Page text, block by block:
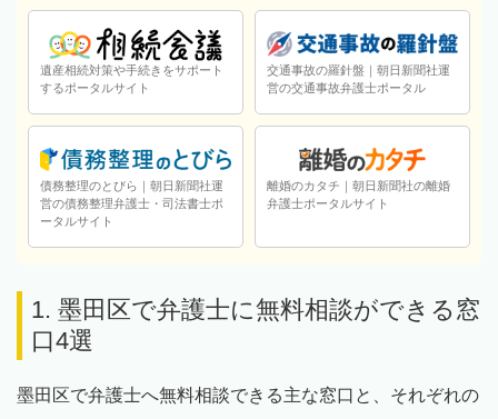
遺産相続対策や手続きをサポート
するポータルサイト
交通事故の羅針盤｜朝日新聞社運
営の交通事故弁護士ポータル
債務整理のとびら｜朝日新聞社運
営の債務整理弁護士・司法書士ポ
ータルサイト
離婚のカタチ｜朝日新聞社の離婚
弁護士ポータルサイト
1. 墨田区で弁護士に無料相談ができる窓
口4選
墨田区で弁護士へ無料相談できる主な窓口と、それぞれの